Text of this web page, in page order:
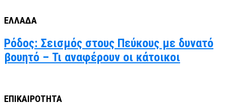
ΕΛΛΑΔΑ
Ρόδος: Σεισμός στους Πεύκους με δυνατό
βουητό – Τι αναφέρουν οι κάτοικοι
ΕΠΙΚΑΙΡΟΤΗΤΑ